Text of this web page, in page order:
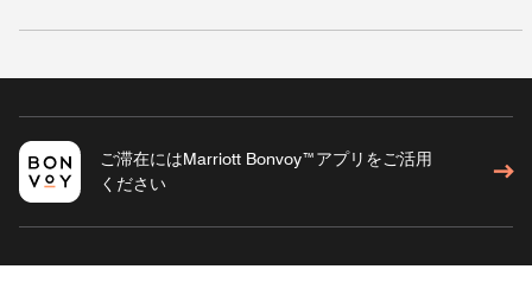
ご滞在にはMarriott Bonvoy™アプリをご活用
ください